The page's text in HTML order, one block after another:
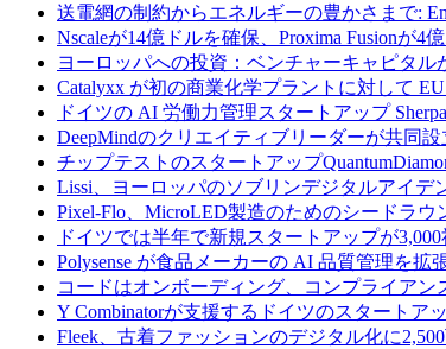
送電網の制約からエネルギーの豊かさまで:
Nscaleが14億ドルを確保、Proxima Fusionが4
ヨーロッパへの投資：ベンチャーキャピタル
Catalyxx が初の商業化学プラントに対して
ドイツの AI 労働力管理スタートアップ
DeepMindのクリエイティブリーダーが共同
チップテストのスタートアップ
Lissi、ヨーロッパのソブリンデジタルアイデ
Pixel-Flo、MicroLED製造のためのシードラウ
ドイツでは半年で新規スタートアップが
Polysense が食品メーカーの AI 品質管理を拡
コードはオンボーディング、コンプライア
Y Combinatorが支援するドイツのスタートア
Fleek、古着ファッションのデジタル化に